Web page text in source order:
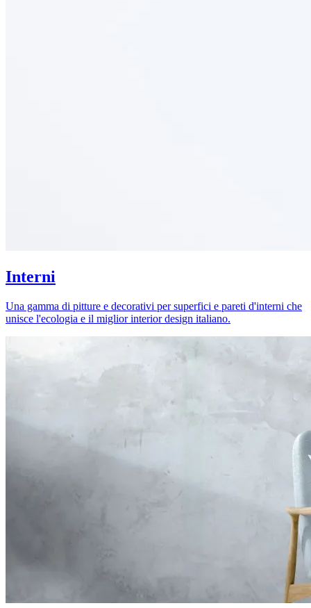
Interni
Una gamma di pitture e decorativi per superfici e pareti d'interni che
unisce l'ecologia e il miglior interior design italiano.